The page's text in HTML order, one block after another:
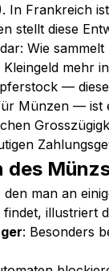
In Frankreich
stellt diese
Wie
mehr
—
Münzen — ist
des
man an
findet, illustriert
: Besonders